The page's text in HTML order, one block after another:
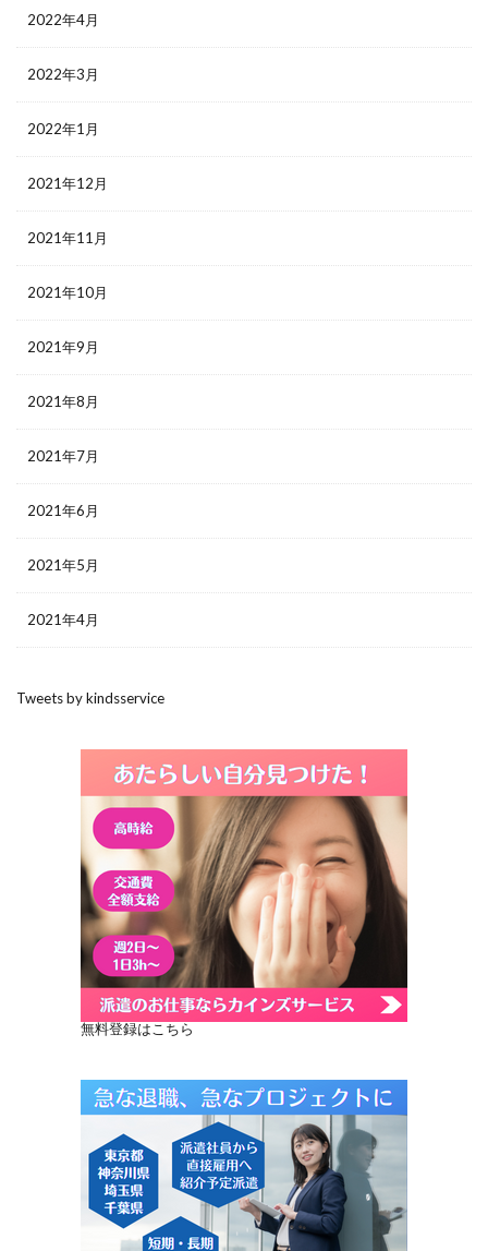
2022年4月
2022年3月
2022年1月
2021年12月
2021年11月
2021年10月
2021年9月
2021年8月
2021年7月
2021年6月
2021年5月
2021年4月
Tweets by kindsservice
無料登録はこちら